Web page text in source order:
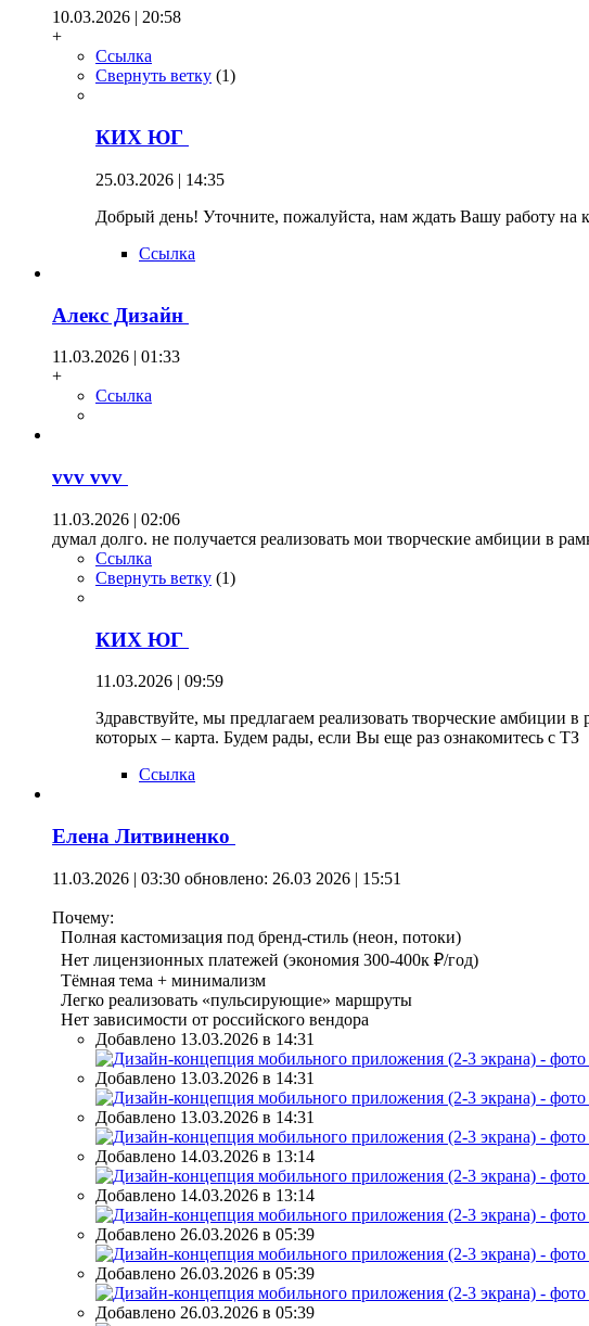
10.03.2026 | 20:58
+
Ссылка
Свернуть ветку (1)
КИХ ЮГ
25.03.2026 | 14:35
Добрый день! Уточните, пожалуйста, нам ждать Вашу работу на
Ссылка
Алекс Дизайн
11.03.2026 | 01:33
+
Ссылка
vvv vvv
11.03.2026 | 02:06
думал долго. не получается реализовать мои творческие амбиции в
Ссылка
Свернуть ветку (1)
КИХ ЮГ
11.03.2026 | 09:59
Здравствуйте, мы предлагаем реализовать творческие
которых – карта. Будем рады, если Вы еще раз ознакомитесь с ТЗ
Ссылка
Елена Литвиненко
11.03.2026 | 03:30 обновлено: 26.03 2026 | 15:51
Почему:
Полная кастомизация под бренд-стиль (неон, потоки)
Нет лицензионных платежей (экономия 300-400к ₽/год)
Тёмная тема + минимализм
Легко реализовать «пульсирующие» маршруты
Нет зависимости от российского вендора
Добавлено 13.03.2026 в 14:31
Добавлено 13.03.2026 в 14:31
Добавлено 13.03.2026 в 14:31
Добавлено 14.03.2026 в 13:14
Добавлено 14.03.2026 в 13:14
Добавлено 26.03.2026 в 05:39
Добавлено 26.03.2026 в 05:39
Добавлено 26.03.2026 в 05:39